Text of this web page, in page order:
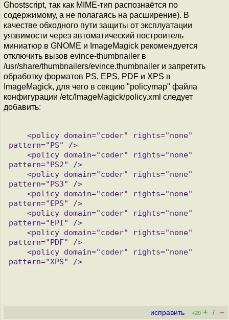
Ghostscript, так как MIME-тип распознаётся по
содержимому, а не полагаясь на расширение). В
качестве обходного пути защиты от эксплуатации
уязвимости через автоматический построитель
миниатюр в GNOME и ImageMagick рекомендуется
отключить вызов evince-thumbnailer в
/usr/share/thumbnailers/evince.thumbnailer и запретить
обработку форматов PS, EPS, PDF и XPS в
ImageMagick, для чего в секцию "policymap" файла
конфигурации /etc/ImageMagick/policy.xml следует
добавить:
pattern="PS" />
pattern="PS2" />
pattern="PS3" />
pattern="EPS" />
pattern="EPI" />
pattern="PDF" />
pattern="XPS" />
исправить +20 + / –